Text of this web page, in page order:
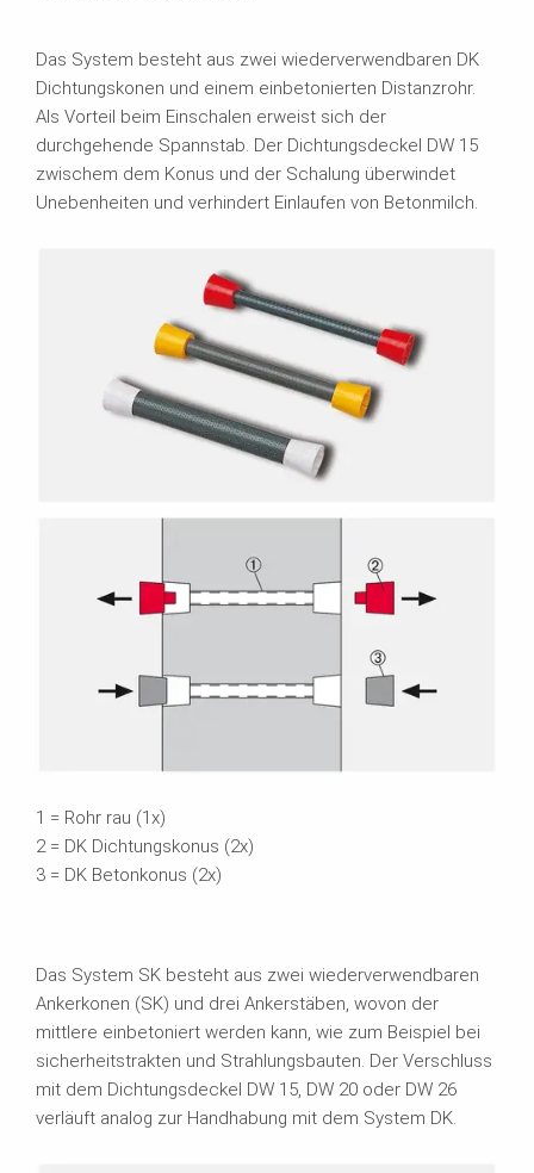
Das System besteht aus zwei wiederverwendbaren DK
Dichtungskonen und einem einbetonierten Distanzrohr.
Als Vorteil beim Einschalen erweist sich der
durchgehende Spannstab. Der Dichtungsdeckel DW 15
zwischem dem Konus und der Schalung überwindet
Unebenheiten und verhindert Einlaufen von Betonmilch.
1 = Rohr rau (1x)
2 = DK Dichtungskonus (2x)
3 = DK Betonkonus (2x)
Das System SK besteht aus zwei wiederverwendbaren
Ankerkonen (SK) und drei Ankerstäben, wovon der
mittlere einbetoniert werden kann, wie zum Beispiel bei
sicherheitstrakten und Strahlungsbauten. Der Verschluss
mit dem Dichtungsdeckel DW 15, DW 20 oder DW 26
verläuft analog zur Handhabung mit dem System DK.